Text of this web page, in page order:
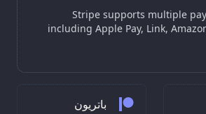
Stripe supports multiple
including Apple Pay, Link,
باتريون